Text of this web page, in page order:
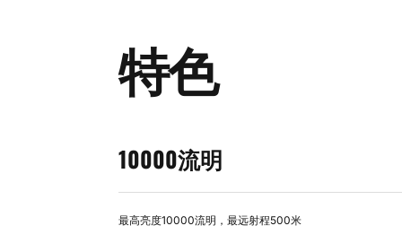
特色
10000流明
最高亮度10000流明，最远射程500米